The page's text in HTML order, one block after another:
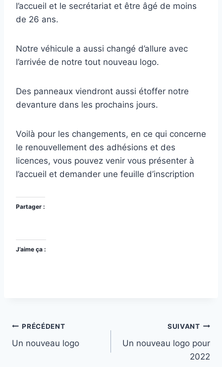
l’accueil et le secrétariat et être âgé de moins
de 26 ans.
Notre véhicule a aussi changé d’allure avec
l’arrivée de notre tout nouveau logo.
Des panneaux viendront aussi étoffer notre
devanture dans les prochains jours.
Voilà pour les changements, en ce qui concerne
le renouvellement des adhésions et des
licences, vous pouvez venir vous présenter à
l’accueil et demander une feuille d’inscription
Partager :
J’aime ça :
Navigation
de
PRÉCÉDENT
Un nouveau logo
SUIVANT
Un nouveau logo pour
2022